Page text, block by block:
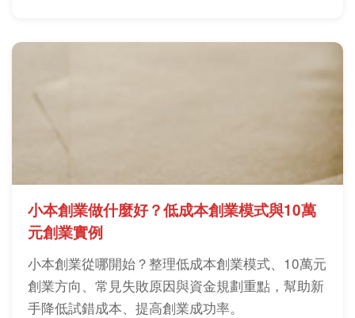
小本創業做什麼好？低成本創業模式與10萬
元創業實例
小本創業從哪開始？整理低成本創業模式、10萬元
創業方向、常見失敗原因與資金規劃重點，幫助新
手降低試錯成本、提高創業成功率。